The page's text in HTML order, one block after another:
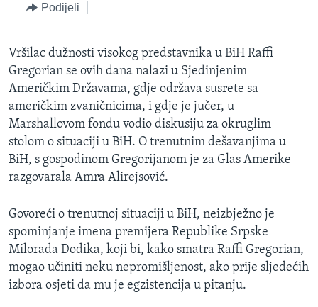
SJEDINJENE AMERIČKE DRŽAVE
SVIJET
NAUKA I TEHNOLOGIJA
KORUPCIJA
SLOBODA MEDIJA
ŽENSKA STRANA
IZBJEGLIČKA STRANA
MAGAZIN
O GLASU AMERIKE
Learning English
PRATITE NAS
Podijeli
Vršilac dužnosti visokog predstavnika u BiH Raffi
Gregorian se ovih dana nalazi u Sjedinjenim
Američkim Državama, gdje održava susrete sa
američkim zvaničnicima, i gdje je jučer, u
Marshallovom fondu vodio diskusiju za okruglim
stolom o situaciji u BiH. O trenutnim dešavanjima u
BiH, s gospodinom Gregorijanom je za Glas Amerike
razgovarala Amra Alirejsović.
Govoreći o trenutnoj situaciji u BiH, neizbježno je
spominjanje imena premijera Republike Srpske
Milorada Dodika, koji bi, kako smatra Raffi Gregorian,
mogao učiniti neku nepromišljenost, ako prije sljedećih
izbora osjeti da mu je egzistencija u pitanju.